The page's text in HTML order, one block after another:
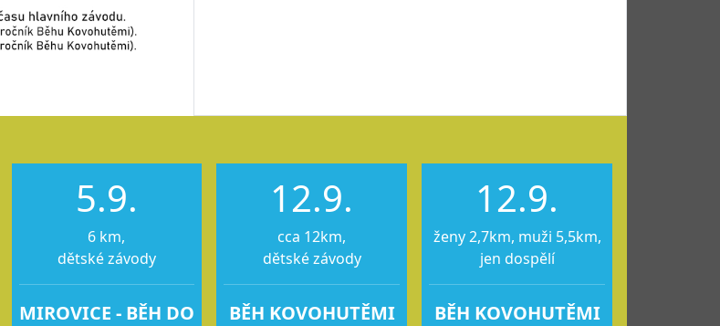
5.9.
6 km,
dětské závody
MIROVICE - BĚH DO
12.9.
cca 12km,
dětské závody
BĚH KOVOHUTĚMI
12.9.
ženy 2,7km, muži 5,5km,
jen dospělí
BĚH KOVOHUTĚMI